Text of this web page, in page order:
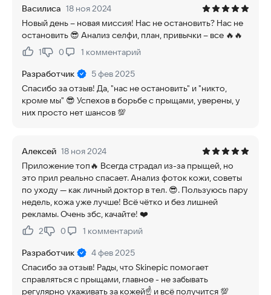
Василиса 18 ноя 2024
Новый день – новая миссия! Нас не остановить? Нас не
остановить 😎 Анализ селфи, план, привычки – все 🔥🔥
Нравится:
1Не нравится:
0 1 комментарий
Разработчик
5 фев 2025
Спасибо за отзыв! Да, "нас не остановить" и "никто,
кроме мы" 😎 Успехов в борьбе с прыщами, уверены, у
них просто нет шансов 💯
Алексей 18 ноя 2024
Приложение топ🔥 Всегда страдал из-за прыщей, но
это прил реально спасает. Анализ фоток кожи, советы
по уходу — как личный доктор в тел. 😎. Пользуюсь пару
недель, кожа уже лучше! Всё чётко и без лишней
рекламы. Очень збс, качайте! ❤️
Нравится:
2Не нравится:
0 1 комментарий
Разработчик
4 фев 2025
Спасибо за отзыв! Рады, что Skinepic помогает
справляться с прыщами, главное - не забывать
регулярно ухаживать за кожей☝️ и всё получится 💯